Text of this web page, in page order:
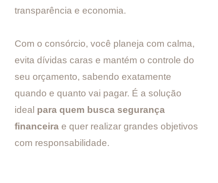
transparência e economia.
Com o consórcio, você planeja com calma,
evita dívidas caras e mantém o controle do
seu orçamento, sabendo exatamente
quando e quanto vai pagar. É a solução
ideal para quem busca segurança
financeira e quer realizar grandes objetivos
com responsabilidade.